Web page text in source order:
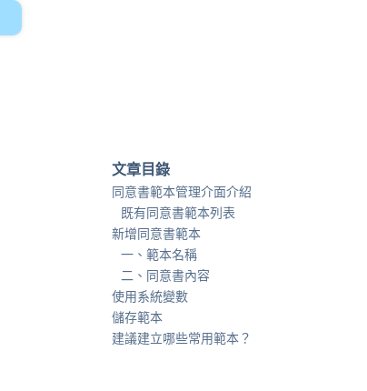
文章目錄
同意書範本管理介面介紹
既有同意書範本列表
新增同意書範本
一、範本名稱
二、同意書內容
使用系統變數
儲存範本
建議建立哪些常用範本？